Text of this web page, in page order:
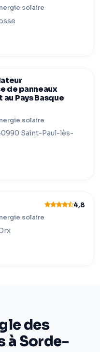
solaire
de panneaux
Pays Basque
solaire
Saint-Paul-lès-
4,8
solaire
des
à Sorde-